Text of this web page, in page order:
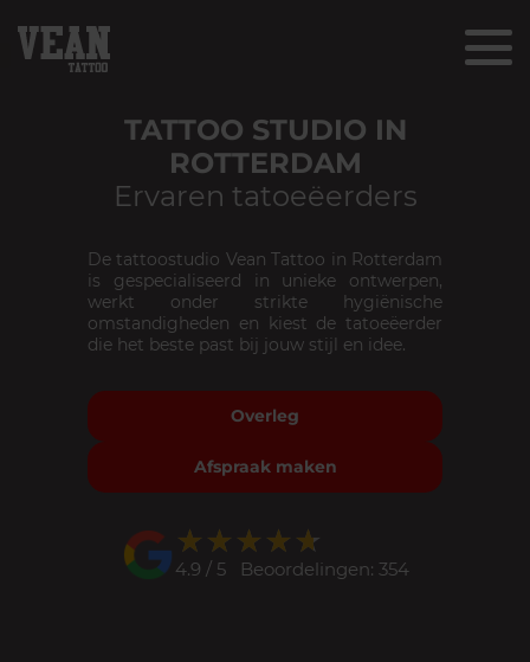
TATTOO STUDIO IN
ROTTERDAM
Ervaren tatoeëerders
De tattoostudio Vean Tattoo in Rotterdam
is gespecialiseerd in unieke ontwerpen,
werkt onder strikte hygiënische
omstandigheden en kiest de tatoeëerder
die het beste past bij jouw stijl en idee.
Overleg
Afspraak maken
★★★★★
★★★★★
4.9 / 5 Beoordelingen: 354